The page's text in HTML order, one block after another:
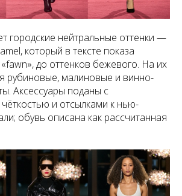
городские нейтральные оттенки —
который в тексте показа
до оттенков бежевого. На их
рубиновые, малиновые и винно-
Аксессуары поданы с
чёткостью и отсылками к нью-
обувь описана как рассчитанная